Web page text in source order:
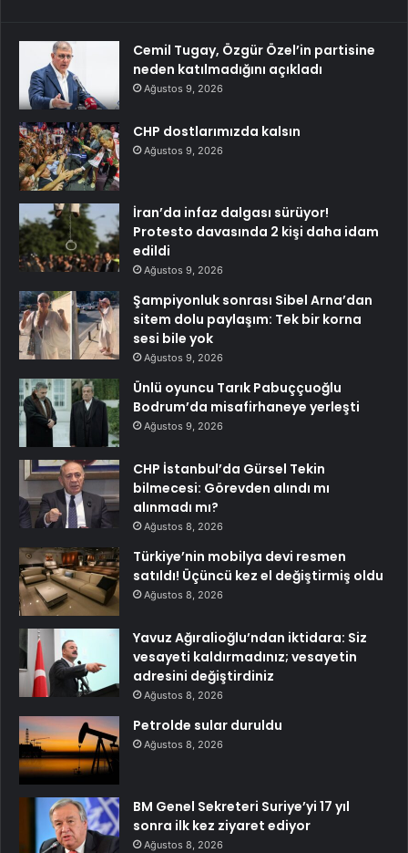
Cemil Tugay, Özgür Özel’in partisine
neden katılmadığını açıkladı
Ağustos 9, 2026
CHP dostlarımızda kalsın
Ağustos 9, 2026
İran’da infaz dalgası sürüyor!
Protesto davasında 2 kişi daha idam
edildi
Ağustos 9, 2026
Şampiyonluk sonrası Sibel Arna’dan
sitem dolu paylaşım: Tek bir korna
sesi bile yok
Ağustos 9, 2026
Ünlü oyuncu Tarık Pabuççuoğlu
Bodrum’da misafirhaneye yerleşti
Ağustos 9, 2026
CHP İstanbul’da Gürsel Tekin
bilmecesi: Görevden alındı mı
alınmadı mı?
Ağustos 8, 2026
Türkiye’nin mobilya devi resmen
satıldı! Üçüncü kez el değiştirmiş oldu
Ağustos 8, 2026
Yavuz Ağıralioğlu’ndan iktidara: Siz
vesayeti kaldırmadınız; vesayetin
adresini değiştirdiniz
Ağustos 8, 2026
Petrolde sular duruldu
Ağustos 8, 2026
BM Genel Sekreteri Suriye’yi 17 yıl
sonra ilk kez ziyaret ediyor
Ağustos 8, 2026